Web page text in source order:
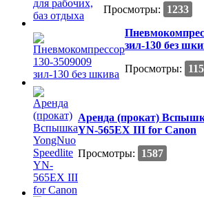
Просмотры:
1233
зил-130 без
Просмотры:
Аренда (прокат)
YN-565EX III for Canon
Просмотры:
1587